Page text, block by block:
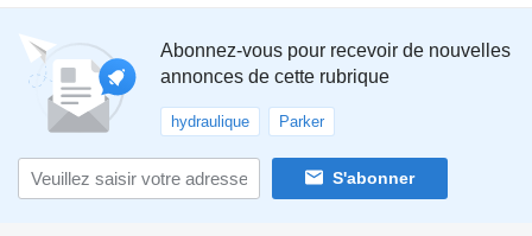
Abonnez-vous pour recevoir de nouvelles
annonces de cette rubrique
hydraulique Parker
S'abonner